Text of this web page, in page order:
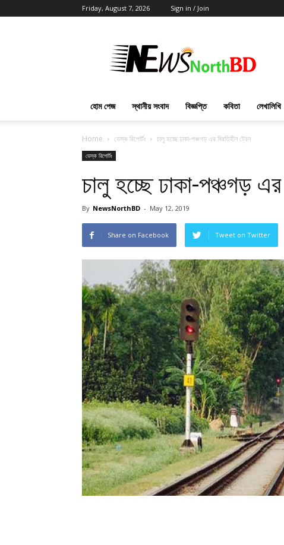
Friday, August 7, 2026 Sign in / Join
North
BD
হোম পেজ স্থানীয় সংবাদ বিজ্ঞপ্তি কবিতা লেখালিখি
Home ডেস্ক রিপোর্টঃ চালু হচ্ছে ঢাকা-পঞ্চগড় এর বিরতিহীন ট্রেন
ডেস্ক রিপোর্টঃ
চালু হচ্ছে ঢাকা-পঞ্চগড় এর
By NewsNorthBD - May 12, 2019
Share on Facebook Tweet on Twitter